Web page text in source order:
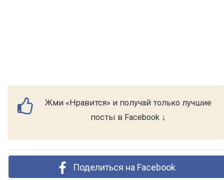
Жми «Нравится» и получай только лучшие
посты в Facebook ↓
Поделиться на Facebook